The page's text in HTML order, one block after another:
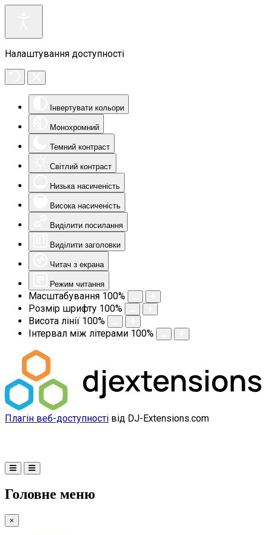
Налаштування доступності
Інвертувати кольори
Монохромний
Темний контраст
Світлий контраст
Низька насиченість
Висока насиченість
Виділити посилання
Виділити заголовки
Читач з екрана
Режим читання
Масштабування 100%
Розмір шрифту 100%
Висота лінії 100%
Інтервал між літерами 100%
Плагін веб-доступності від DJ-Extensions.com
Головне меню
×